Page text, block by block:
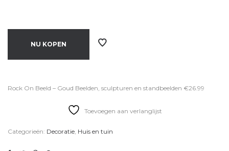
NU KOPEN
Rock On Beeld – Goud Beelden, sculpturen en standbeelden €26.99
Toevoegen aan verlanglijst
Categorieën: Decoratie, Huis en tuin